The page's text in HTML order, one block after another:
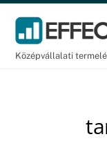
Skip
content
Középvállalati